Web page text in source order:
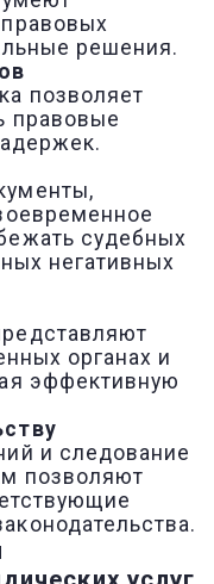
решения.
позволяет
правовые
судебных
негативных
органах и
эффективную
и следование
позволяют